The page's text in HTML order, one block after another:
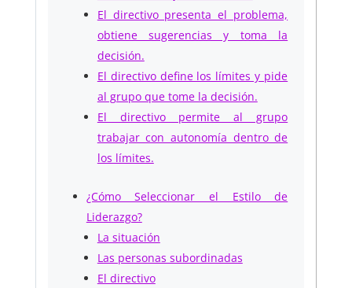
El directivo presenta el problema,
obtiene sugerencias y toma la
decisión.
El directivo define los límites y pide
al grupo que tome la decisión.
El directivo permite al grupo
trabajar con autonomía dentro de
los límites.
¿Cómo Seleccionar el Estilo de
Liderazgo?
La situación
Las personas subordinadas
El directivo